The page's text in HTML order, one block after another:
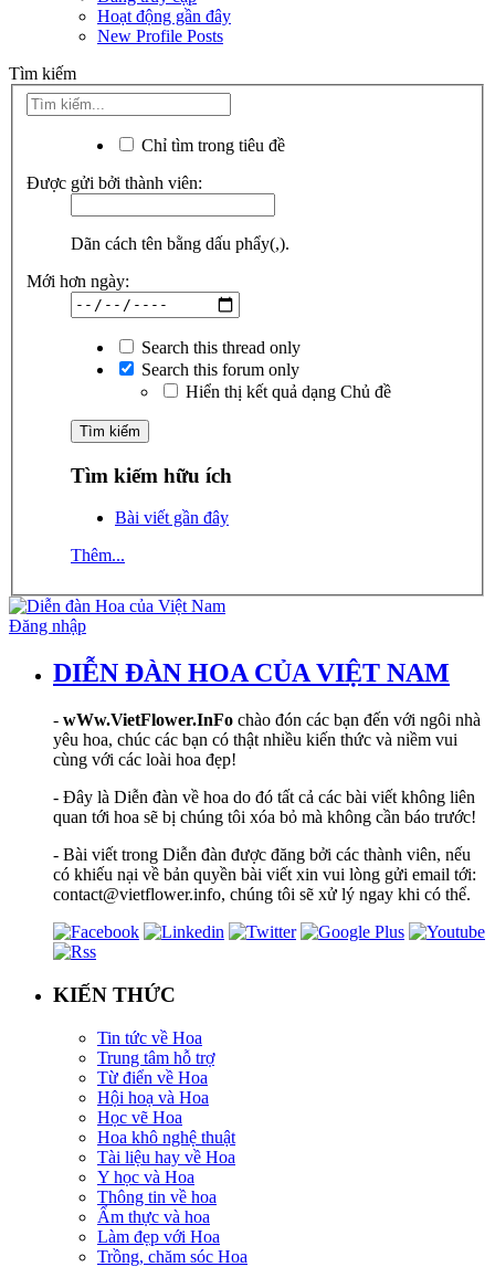
Hoạt động gần đây
New Profile Posts
Tìm kiếm
Chỉ tìm trong tiêu đề
Được gửi bởi thành viên:
Dãn cách tên bằng dấu phẩy(,).
Mới hơn ngày:
Search this thread only
Search this forum only
Hiển thị kết quả dạng Chủ đề
Tìm kiếm hữu ích
Bài viết gần đây
Thêm...
Đăng nhập
DIỄN ĐÀN HOA CỦA VIỆT NAM
- wWw.VietFlower.InFo chào đón các bạn đến với ngôi nhà
yêu hoa, chúc các bạn có thật nhiều kiến thức và niềm vui
cùng với các loài hoa đẹp!
- Đây là Diễn đàn về hoa do đó tất cả các bài viết không liên
quan tới hoa sẽ bị chúng tôi xóa bỏ mà không cần báo trước!
- Bài viết trong Diễn đàn được đăng bởi các thành viên, nếu
có khiếu nại về bản quyền bài viết xin vui lòng gửi email tới:
contact@vietflower.info, chúng tôi sẽ xử lý ngay khi có thể.
KIẾN THỨC
Tin tức về Hoa
Trung tâm hỗ trợ
Từ điển về Hoa
Hội hoạ và Hoa
Học vẽ Hoa
Hoa khô nghệ thuật
Tài liệu hay về Hoa
Y học và Hoa
Thông tin về hoa
Ẩm thực và hoa
Làm đẹp với Hoa
Trồng, chăm sóc Hoa